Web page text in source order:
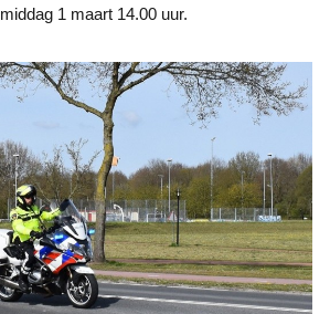
1 maart 14.00 uur.